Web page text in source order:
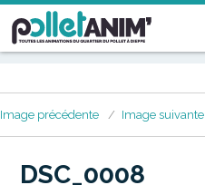
Pollet Anim'
Image précédente Image suivante
DSC_0008